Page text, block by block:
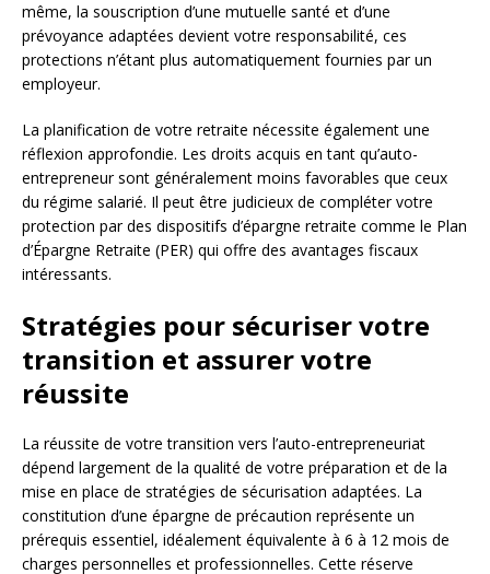
même, la souscription d’une mutuelle santé et d’une
prévoyance adaptées devient votre responsabilité, ces
protections n’étant plus automatiquement fournies par un
employeur.
La planification de votre retraite nécessite également une
réflexion approfondie. Les droits acquis en tant qu’auto-
entrepreneur sont généralement moins favorables que ceux
du régime salarié. Il peut être judicieux de compléter votre
protection par des dispositifs d’épargne retraite comme le Plan
d’Épargne Retraite (PER) qui offre des avantages fiscaux
intéressants.
Stratégies pour sécuriser votre
transition et assurer votre
réussite
La réussite de votre transition vers l’auto-entrepreneuriat
dépend largement de la qualité de votre préparation et de la
mise en place de stratégies de sécurisation adaptées. La
constitution d’une épargne de précaution représente un
prérequis essentiel, idéalement équivalente à 6 à 12 mois de
charges personnelles et professionnelles. Cette réserve